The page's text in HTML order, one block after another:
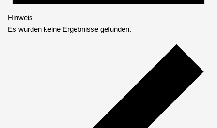
Hinweis
Es wurden keine Ergebnisse gefunden.